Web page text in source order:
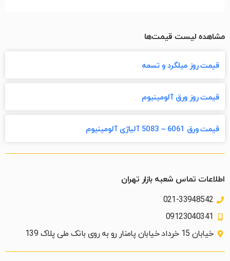
مشاهده لیست قیمت‌ها
قیمت روز میلگرد و تسمه
قیمت روز ورق آلومینیوم
قیمت ورق 6061 – 5083 آلیاژی آلومینیوم
اطلاعات تماس شعبه بازار تهران
021-33948542
09123040341
خیابان 15 خرداد خیابان پامنار رو به روی بانک ملی پلاک 139​